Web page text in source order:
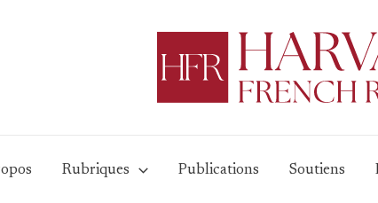
Rubriques Publications Soutiens